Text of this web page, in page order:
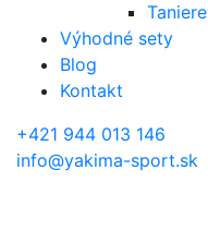
Taniere
Výhodné sety
Blog
Kontakt
+421 944 013 146
info@yakima-sport.sk